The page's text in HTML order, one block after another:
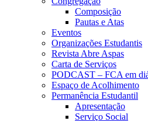
Composição
Pautas e Atas
Eventos
Organizações Estudantis
Revista Abre Aspas
Carta de Serviços
PODCAST – FCA em
Espaço de Acolhimento
Permanência Estudantil
Apresentação
Serviço Social